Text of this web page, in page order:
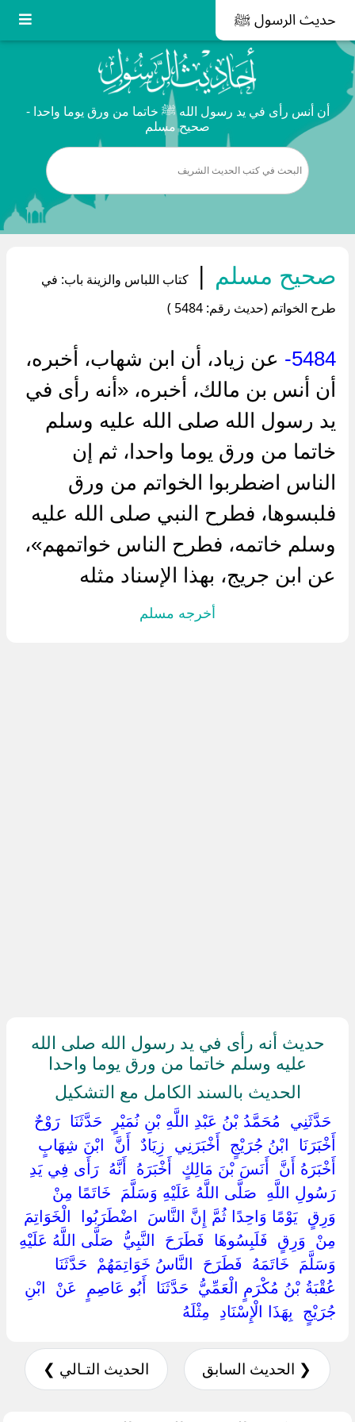
حديث الرسول ﷺ
أن أنس رأى في يد رسول الله ﷺ خاتما من ورق يوما واحدا -
صحيح مسلم
صحيح مسلم |
كتاب اللباس والزينة باب: في
طرح الخواتم (حديث رقم: 5484 )
5484-
عن زياد، أن ابن شهاب، أخبره،
أن أنس بن مالك، أخبره، «أنه رأى في
يد رسول الله صلى الله عليه وسلم
خاتما من ورق يوما واحدا، ثم إن
الناس اضطربوا الخواتم من ورق
فلبسوها، فطرح النبي صلى الله عليه
وسلم خاتمه، فطرح الناس خواتمهم»،
عن ابن جريج، بهذا الإسناد مثله
أخرجه مسلم
حديث أنه رأى في يد رسول الله صلى الله
عليه وسلم خاتما من ورق يوما واحدا
الحديث بالسند الكامل مع التشكيل
‏ ‏حَدَّثَنِي ‏ ‏مُحَمَّدُ بْنُ عَبْدِ اللَّهِ بْنِ نُمَيْرٍ ‏ ‏حَدَّثَنَا ‏ ‏رَوْحٌ ‏
‏أَخْبَرَنَا ‏ ‏ابْنُ جُرَيْجٍ ‏ ‏أَخْبَرَنِي ‏ ‏زِيَادٌ ‏ ‏أَنَّ ‏ ‏ابْنَ شِهَابٍ ‏
‏أَخْبَرَهُ أَنَّ ‏ ‏أَنَسَ بْنَ مَالِكٍ ‏ ‏أَخْبَرَهُ ‏ ‏أَنَّهُ ‏ ‏رَأَى فِي يَدِ
رَسُولِ اللَّهِ ‏ ‏صَلَّى اللَّهُ عَلَيْهِ وَسَلَّمَ ‏ ‏خَاتَمًا مِنْ ‏
‏وَرِقٍ ‏ ‏يَوْمًا وَاحِدًا ثُمَّ إِنَّ النَّاسَ ‏ ‏اضْطَرَبُوا ‏ ‏الْخَوَاتِمَ
مِنْ ‏ ‏وَرِقٍ ‏ ‏فَلَبِسُوهَا ‏ ‏فَطَرَحَ ‏ ‏النَّبِيُّ ‏ ‏صَلَّى اللَّهُ عَلَيْهِ
وَسَلَّمَ ‏ ‏خَاتَمَهُ ‏ ‏فَطَرَحَ ‏ ‏النَّاسُ خَوَاتِمَهُمْ ‏ ‏حَدَّثَنَا ‏
‏عُقْبَةُ بْنُ مُكْرَمٍ الْعَمِّيُّ ‏ ‏حَدَّثَنَا ‏ ‏أَبُو عَاصِمٍ ‏ ‏عَنْ ‏ ‏ابْنِ
جُرَيْجٍ ‏ ‏بِهَذَا الْإِسْنَادِ ‏ ‏مِثْلَهُ ‏
❮ الحديث السابق الحديث التـالي ❯